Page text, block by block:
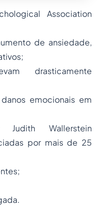
Association
de ansiedade,
drasticamente
emocionais em
Wallerstein
por mais de 25